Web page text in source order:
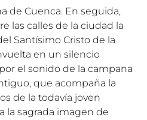
de Cuenca. En seguida,
las calles de la ciudad la
Santísimo Cristo de la
en un silencio
el sonido de la campana
que acompaña la
de la todavía joven
la sagrada imagen de